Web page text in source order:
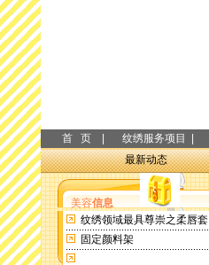
首 页 | 纹绣服务项目 |
最新动态
美容信息
纹绣领域最具尊崇之柔唇套
固定颜料架